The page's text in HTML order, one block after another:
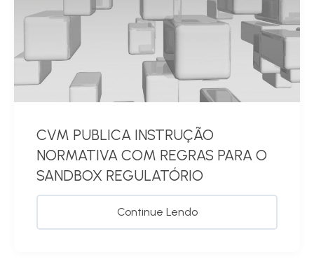
CVM PUBLICA INSTRUÇÃO
NORMATIVA COM REGRAS PARA O
SANDBOX REGULATÓRIO
Continue Lendo